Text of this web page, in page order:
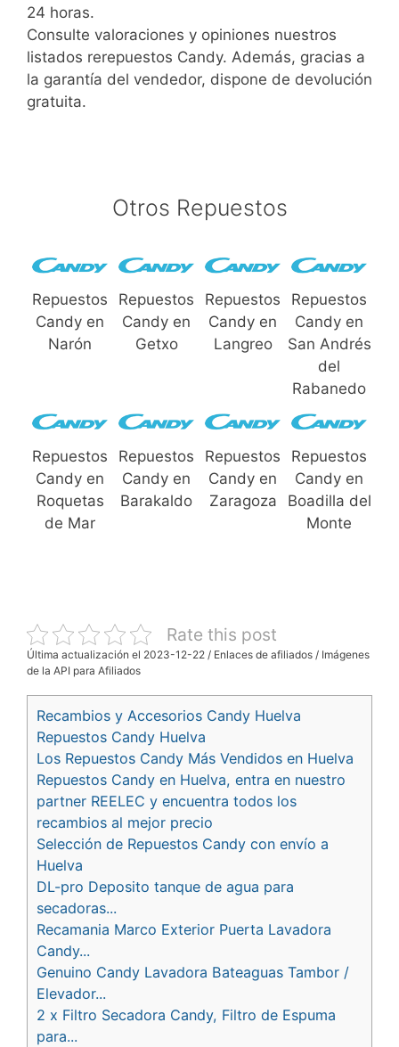
24 horas.
Consulte valoraciones y opiniones nuestros
listados rerepuestos Candy. Además, gracias a
la garantía del vendedor, dispone de devolución
gratuita.
Otros Repuestos
Repuestos
Candy en
Narón
Repuestos
Candy en
Getxo
Repuestos
Candy en
Langreo
Repuestos
Candy en
San Andrés
del
Rabanedo
Repuestos
Candy en
Roquetas
de Mar
Repuestos
Candy en
Barakaldo
Repuestos
Candy en
Zaragoza
Repuestos
Candy en
Boadilla del
Monte
Rate this post
Última actualización el 2023-12-22 / Enlaces de afiliados / Imágenes
de la API para Afiliados
Recambios y Accesorios Candy Huelva
Repuestos Candy Huelva
Los Repuestos Candy Más Vendidos en Huelva
Repuestos Candy en Huelva, entra en nuestro
partner REELEC y encuentra todos los
recambios al mejor precio
Selección de Repuestos Candy con envío a
Huelva
DL-pro Deposito tanque de agua para
secadoras...
Recamania Marco Exterior Puerta Lavadora
Candy...
Genuino Candy Lavadora Bateaguas Tambor /
Elevador...
2 x Filtro Secadora Candy, Filtro de Espuma
para...